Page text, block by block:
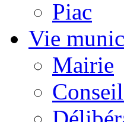
Piac
Vie
Mairie